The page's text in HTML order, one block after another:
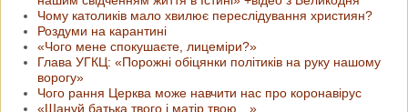
Чому католиків мало хвилює переслідування християн?
Роздуми на карантині
«Чого мене спокушаєте, лицеміри?»
Глава УГКЦ: «Порожні обіцянки політиків на руку нашому
ворогу»
Чого рання Церква може навчити нас про коронавірус
«Шануй батька твого і матір твою…»